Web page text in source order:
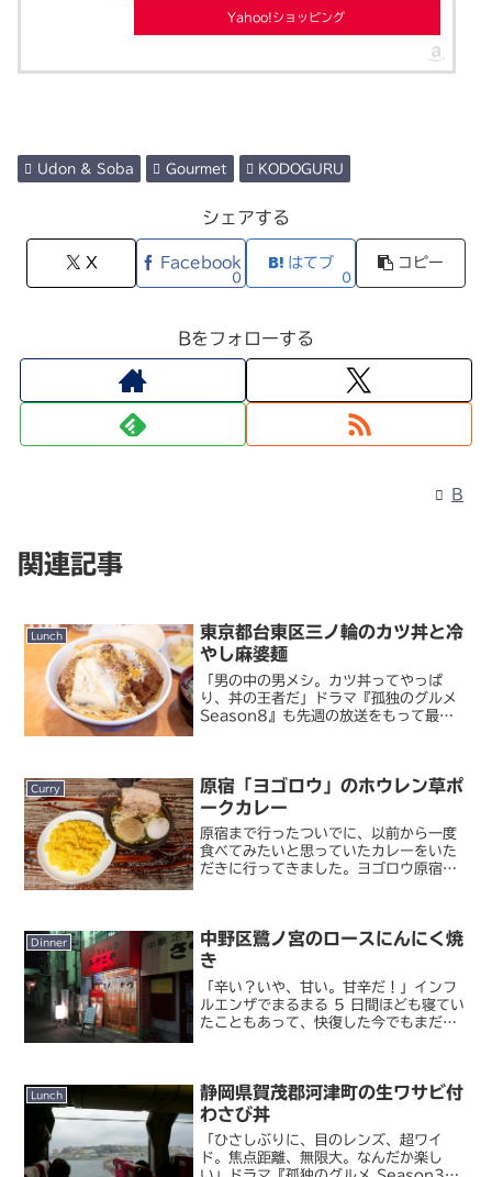
Yahoo!ショッピング
Udon & Soba Gourmet KODOGURU
シェアする
X Facebook
0
はてブ
0
コピー
Bをフォローする
B
関連記事
Lunch
東京都台東区三ノ輪のカツ丼と冷
やし麻婆麺
「男の中の男メシ。カツ丼ってやっぱ
り、丼の王者だ」ドラマ『孤独のグルメ
Season8』も先週の放送をもって最終
はいったん終了なわけで...
Curry
原宿「ヨゴロウ」のホウレン草ポ
ークカレー
原宿まで行ったついでに、以前から一度
食べてみたいと思っていたカレーをいた
だきに行ってきました。ヨゴロウ原宿と
MOKUBAZA もあったりし...
Dinner
中野区鷺ノ宮のロースにんにく焼
き
「辛い？いや、甘い。甘辛だ！」インフ
ルエンザでまるまる 5 日間ほども寝てい
たこともあって、快復した今でもまだ体
生活が続いていたので...
Lunch
静岡県賀茂郡河津町の生ワサビ付
わさび丼
「ひさしぶりに、目のレンズ、超ワイ
ド。焦点距離、無限大。なんだか楽し